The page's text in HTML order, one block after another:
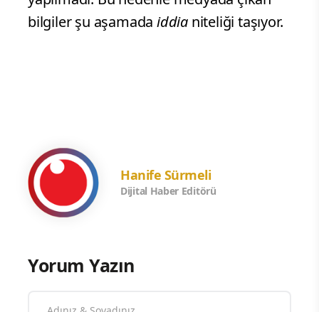
bilgiler şu aşamadaiddia niteliği taşıyor.
Hanife Sürmeli
Dijital Haber Editörü
Yorum Yazın